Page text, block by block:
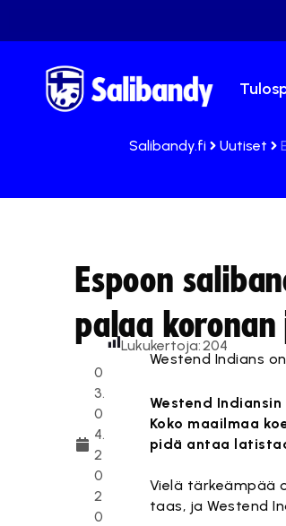
Salibandy.fi Uutiset
Espoon
palaa koronan
0
3.
0
4.
2
0
2
0
Lukukertoja:204
Westend Indians
Westend
Koko maailmaa
pidä antaa
Vielä tärkeämpää
taas, ja Westend